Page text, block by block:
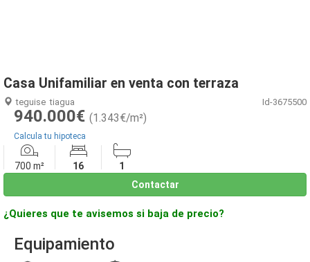
Casa Unifamiliar en venta con terraza
teguise tiagua Id-3675500
940.000€ (1.343€/m²)
Calcula tu hipoteca
700 m² 16
1
Contactar
¿Quieres que te avisemos si baja de precio?
Equipamiento